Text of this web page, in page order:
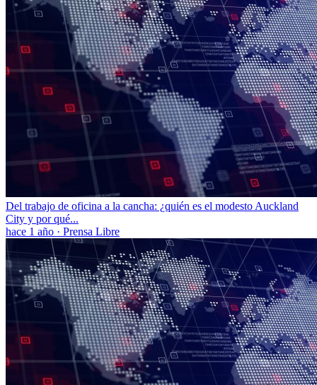
Del trabajo de oficina a la cancha: ¿quién es el modesto Auckland
City y por qué...
hace 1 año · Prensa Libre